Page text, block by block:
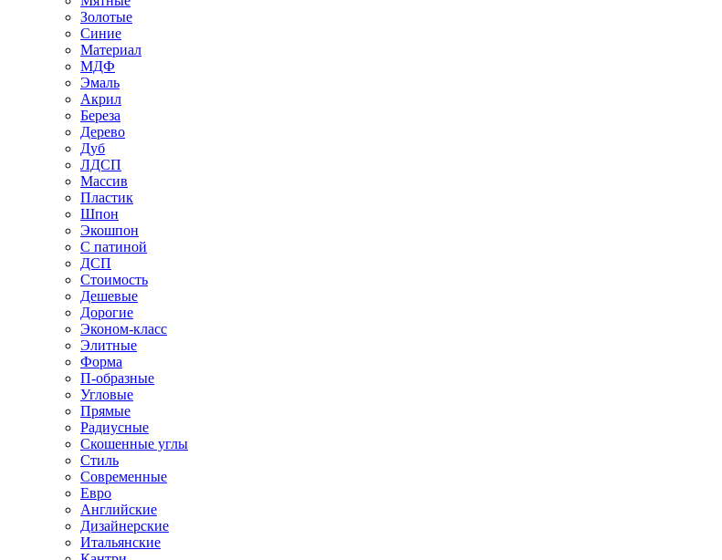
Золотые
Синие
Материал
МДФ
Эмаль
Акрил
Береза
Дерево
Дуб
ЛДСП
Массив
Пластик
Шпон
Экошпон
С патиной
ДСП
Стоимость
Дешевые
Дорогие
Эконом-класс
Элитные
Форма
П-образные
Угловые
Прямые
Радиусные
Скошенные углы
Стиль
Современные
Евро
Английские
Дизайнерские
Итальянские